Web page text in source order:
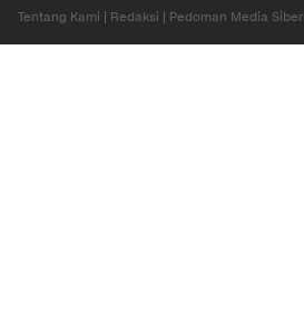
Tentang Kami Redaksi Pedoman Media Siber